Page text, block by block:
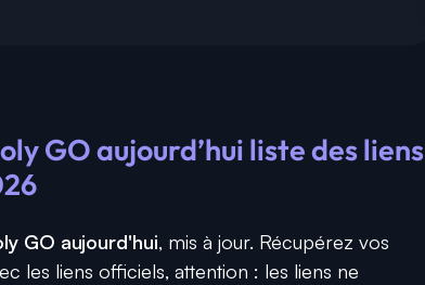
GO aujourd’hui liste des liens
GO aujourd'hui, mis à jour. Récupérez vos
les liens officiels, attention : les liens ne